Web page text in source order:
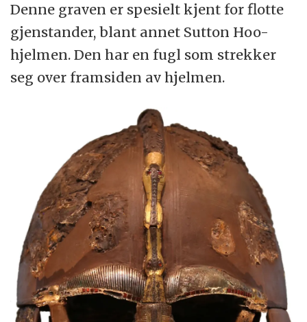
Denne graven er spesielt kjent for flotte
gjenstander, blant annet Sutton Hoo-
hjelmen. Den har en fugl som strekker
seg over framsiden av hjelmen.